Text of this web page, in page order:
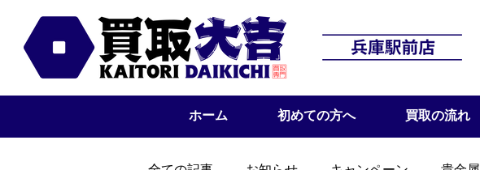
ホーム 初めての方へ 買取の流れ